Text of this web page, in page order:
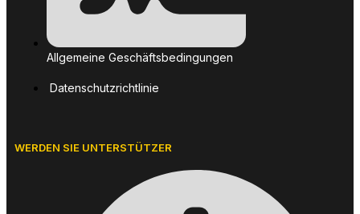
Allgemeine Geschäftsbedingungen
Datenschutzrichtlinie
WERDEN SIE UNTERSTÜTZER